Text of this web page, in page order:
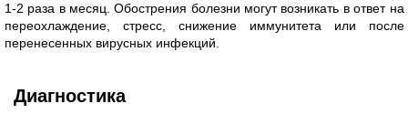
1-2 раза в месяц. Обострения болезни могут возникать в ответ на
переохлаждение, стресс, снижение иммунитета или после
перенесенных вирусных инфекций.
Диагностика